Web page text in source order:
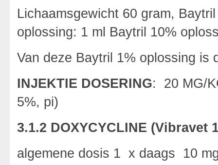
Lichaamsgewicht 60 gram,
oplossing: 1 ml Baytril 10%
Van deze Baytril 1% oplossing
INJEKTIE DOSERING: 20 MG/
5%, pi)
3.1.2 DOXYCYCLINE (Vibravet
algemene dosis 1 x daags 10